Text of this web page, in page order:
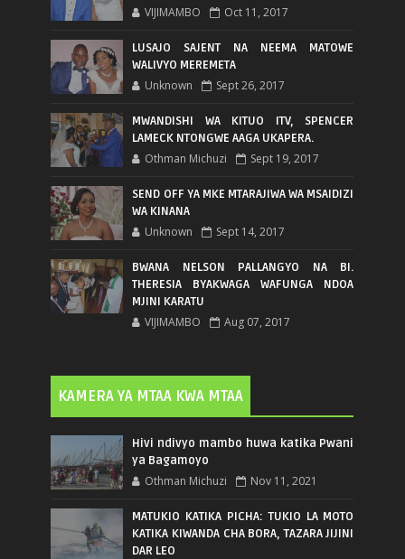
VIJIMAMBO Oct 11, 2017
LUSAJO SAJENT NA NEEMA MATOWE
WALIVYO MEREMETA
Unknown Sept 26, 2017
MWANDISHI WA KITUO ITV, SPENCER
LAMECK NTONGWE AAGA UKAPERA.
Othman Michuzi Sept 19, 2017
SEND OFF YA MKE MTARAJIWA WA MSAIDIZI
WA KINANA
Unknown Sept 14, 2017
BWANA NELSON PALLANGYO NA BI.
THERESIA BYAKWAGA WAFUNGA NDOA
MJINI KARATU
VIJIMAMBO Aug 07, 2017
KAMERA YA MTAA KWA MTAA
Hivi ndivyo mambo huwa katika Pwani
ya Bagamoyo
Othman Michuzi Nov 11, 2021
MATUKIO KATIKA PICHA: TUKIO LA MOTO
KATIKA KIWANDA CHA BORA, TAZARA JIJINI
DAR LEO